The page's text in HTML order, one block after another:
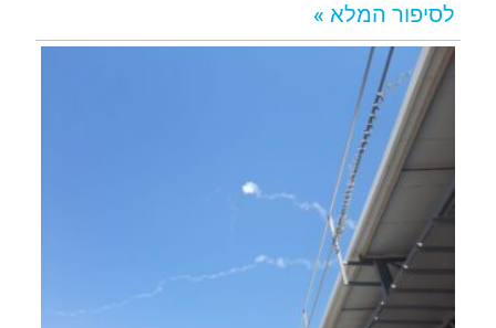
לסיפור המלא »